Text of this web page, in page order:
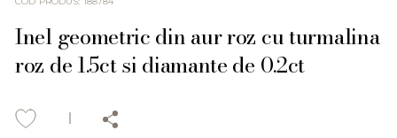
Inel geometric din aur roz cu turmalina
roz de 1.5ct si diamante de 0.2ct